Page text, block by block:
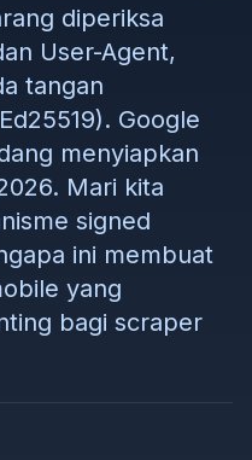
diperiksa
User-Agent,
tangan
Google
menyiapkan
Mari kita
signed
ini membuat
yang
bagi scraper